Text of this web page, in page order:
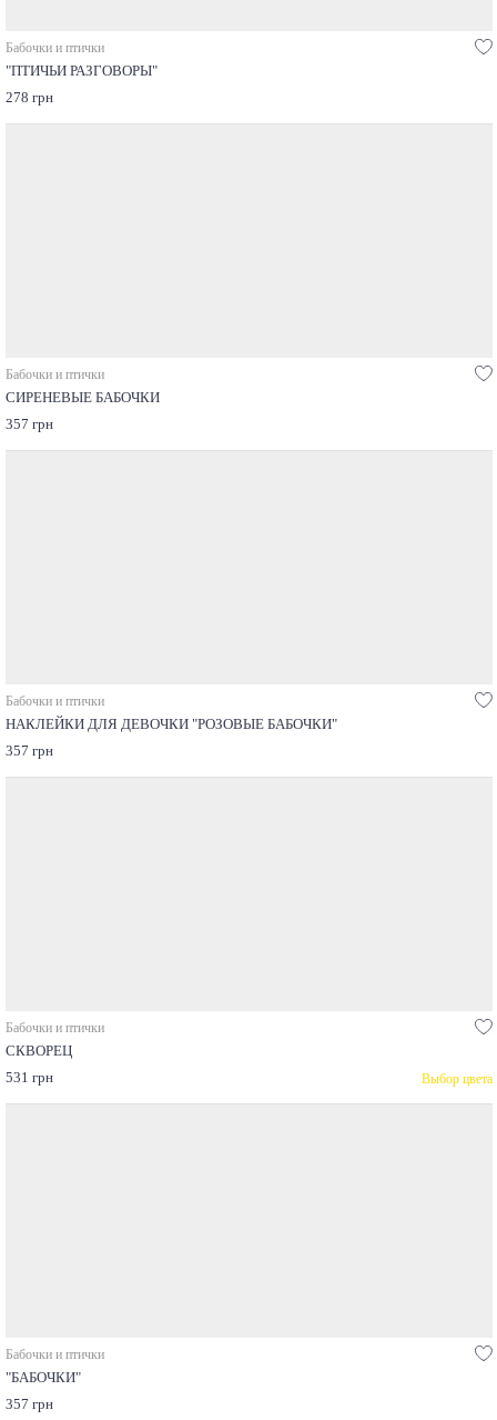
Бабочки и птички
"ПТИЧЬИ РАЗГОВОРЫ"
278 грн
Бабочки и птички
СИРЕНЕВЫЕ БАБОЧКИ
357 грн
Бабочки и птички
НАКЛЕЙКИ ДЛЯ ДЕВОЧКИ "РОЗОВЫЕ БАБОЧКИ"
357 грн
Бабочки и птички
СКВОРЕЦ
531 грн
Выбор цвета
Бабочки и птички
"БАБОЧКИ"
357 грн